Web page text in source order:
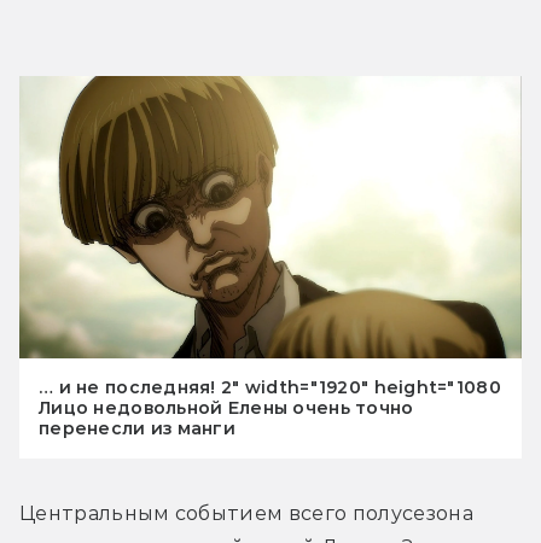
… и не последняя! 2" width="1920" height="1080
Лицо недовольной Елены очень точно
перенесли из манги
Центральным событием всего полусезона